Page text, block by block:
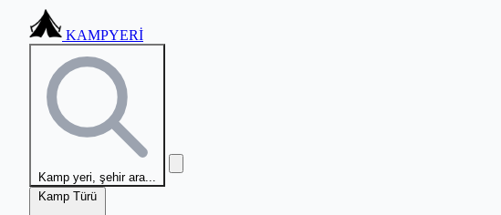
KAMPYERİ
Kamp yeri, şehir ara...
Kamp Türü